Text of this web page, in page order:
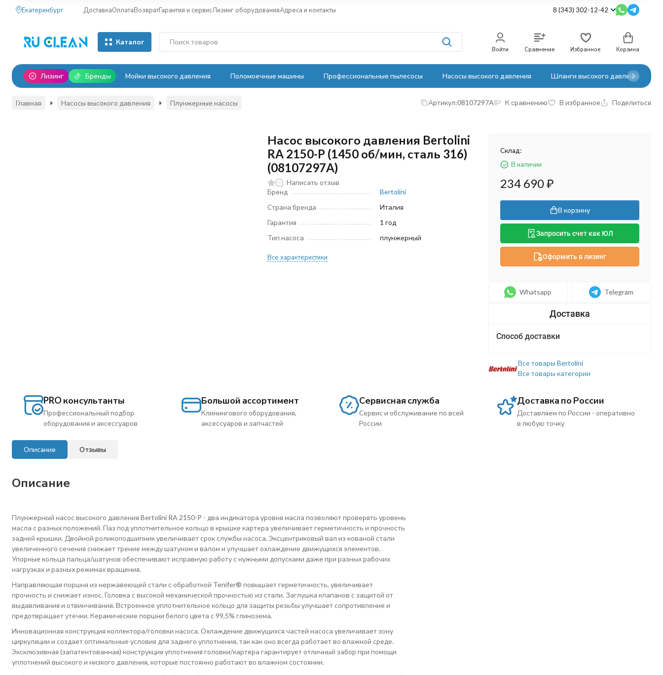
Екатеринбург ДоставкаОплатаВозвратГарантия и сервисЛизинг оборудованияАдреса и контакты 8 (343) 302-12-42
Каталог
Войти Сравнение Избранное Корзина
Лизинг Бренды Мойки высокого давления Поломоечные машины Профессиональные пылесосы Насосы высокого давления Шланги высокого давления
Главная Насосы высокого давления Плунжерные насосы Артикул:08107297A К сравнению В избранное Поделиться
Насос высокого давления Bertolini
RA 2150-P (1450 об/мин, сталь 316)
(08107297A)
Написать отзыв
Бренд
Bertolini
Страна бренда
Италия
Гарантия
1 год
Тип насоса
плунжерный
Все характеристики
Склад:
В наличии
234 690₽
В корзину
Запросить счет как ЮЛ
Оформить в лизинг
Whatsapp Telegram
Способ доставки
Все товары Bertolini
Все товары категории
PRO консультанты
Профессиональный подбор
оборудования и аксессуаров
Большой ассортимент
Клинингового оборудования,
аксессуаров и запчастей
Сервисная служба
Сервис и обслуживание по всей
России
Доставка по России
Доставляем по России - оперативно
в любую точку
Описание Отзывы
Описание
Плунжерный насос высокого давления Bertolini RA 2150-P - два индикатора уровня масла позволяют проверять уровень
масла с разных положений. Паз под уплотнительное кольцо в крышке картера увеличивает герметичность и прочность
задней крышки. Двойной роликоподшипник увеличивает срок службы насоса. Эксцентриковый вал из кованой стали
увеличенного сечения снижает трение между шатуном и валом и улучшает охлаждение движущихся элементов.
Упорные кольца пальца/шатунов обеспечивают исправную работу с нужными допусками даже при разных рабочих
нагрузках и разных режимах вращения.
Направляющая поршня из нержавеющей стали с обработкой Tenifer® повышает герметичность, увеличивает
прочность и снижает износ. Головка с высокой механической прочностью из стали. Заглушка клапанов с защитой от
выдавливания и отвинчивания. Встроенное уплотнительное кольцо для защиты резьбы улучшает сопротивление и
предотвращает утечки. Керамические поршни белого цвета с 99,5% глинозема.
Инновационная конструкция коллектора/головки насоса. Охлаждение движущихся частей насоса увеличивает зону
циркуляции и создает оптимальные условия для заднего уплотнения, так как оно всегда работает во влажной среде.
Эксклюзивная (запатентованная) конструкция уплотнения головки/картера гарантирует отличный забор при помощи
уплотнений высокого и низкого давления, которые постоянно работают во влажном состоянии.